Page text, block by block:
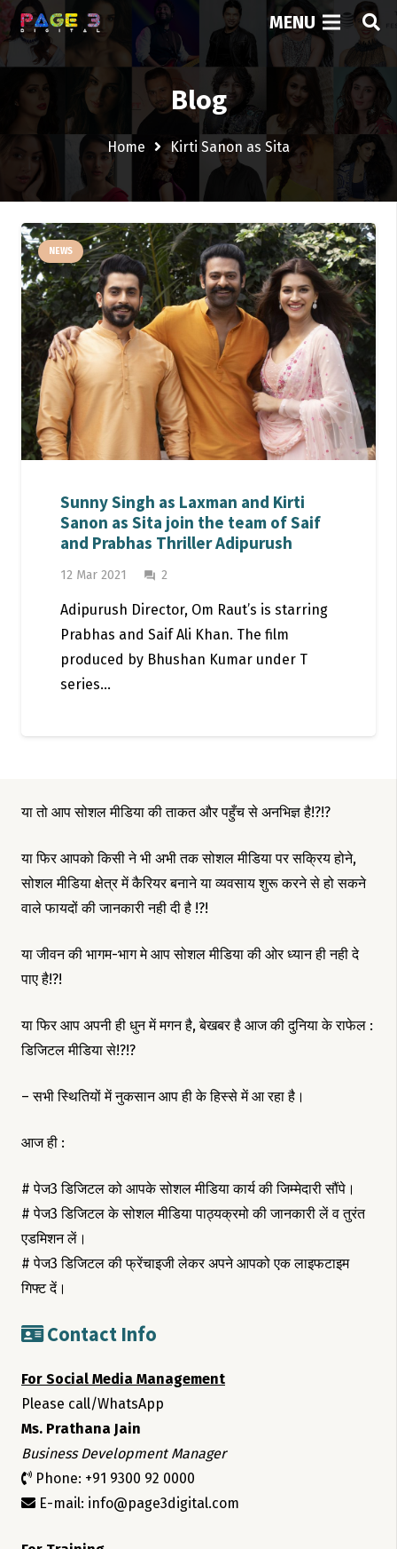
MENU
Blog
Home Kirti Sanon as Sita
NEWS
Sunny Singh as Laxman and Kirti
Sanon as Sita join the team of Saif
and Prabhas Thriller Adipurush
12 Mar 2021 question_answer 2Comments
Adipurush Director, Om Raut’s is starring
Prabhas and Saif Ali Khan. The film
produced by Bhushan Kumar under T
series…
या तो आप सोशल मीडिया की ताकत और पहुँच से अनभिज्ञ है!?!?
या फिर आपको किसी ने भी अभी तक सोशल मीडिया पर सक्रिय होने,
सोशल मीडिया क्षेत्र में कैरियर बनाने या व्यवसाय शुरू करने से हो सकने
वाले फायदों की जानकारी नही दी है !?!
या जीवन की भागम-भाग मे आप सोशल मीडिया की ओर ध्यान ही नही दे
पाए है!?!
या फिर आप अपनी ही धुन में मगन है, बेखबर है आज की दुनिया के राफेल :
डिजिटल मीडिया से!?!?
– सभी स्थितियों में नुकसान आप ही के हिस्से में आ रहा है।
आज ही :
# पेज3 डिजिटल को आपके सोशल मीडिया कार्य की जिम्मेदारी सौंपे।
# पेज3 डिजिटल के सोशल मीडिया पाठ्यक्रमो की जानकारी लें व तुरंत
एडमिशन लें।
# पेज3 डिजिटल की फ्रेंचाइजी लेकर अपने आपको एक लाइफटाइम
गिफ्ट दें।
Contact Info
For Social Media Management
Please call/WhatsApp
Ms. Prathana Jain
Business Development Manager
Phone: +91 9300 92 0000
E-mail: info@page3digital.com